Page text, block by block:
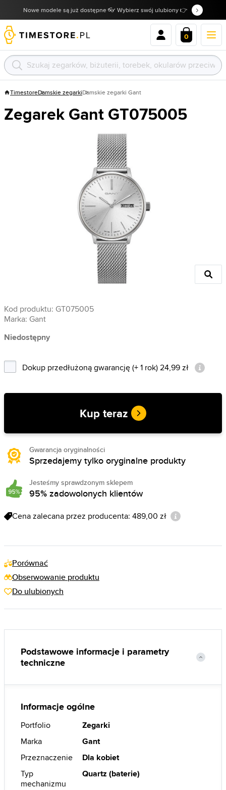
Nowe modele są już dostępne 👓 Wybierz swój ulubiony 👉
0
TimestoreDamskie zegarkiDamskie zegarki Gant
Zegarek Gant GT075005
Kod produktu: GT075005
Marka: Gant
Niedostępny
Dokup przedłużoną gwarancję (+ 1 rok) 24,99 zł
Kup teraz
Gwarancja oryginalności
Sprzedajemy tylko oryginalne produkty
Jesteśmy sprawdzonym sklepem
95% zadowolonych klientów
Cena zalecana przez producenta: 489,00 zł
Porównać
Obserwowanie produktu
Do ulubionych
Podstawowe informacje i parametry
techniczne
Informacje ogólne
Portfolio
Zegarki
Marka
Gant
Przeznaczenie
Dla kobiet
Typ
mechanizmu
Quartz (baterie)